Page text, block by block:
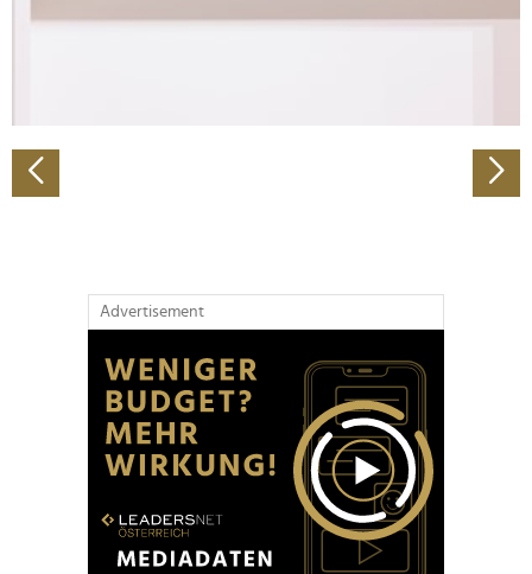
personalisieren, Funktionen für soziale Medien anbieten
Partner führen diese Informationen möglicherweise mit
weiteren Daten zusammen, die Sie ihnen bereitgestellt
Advertisement